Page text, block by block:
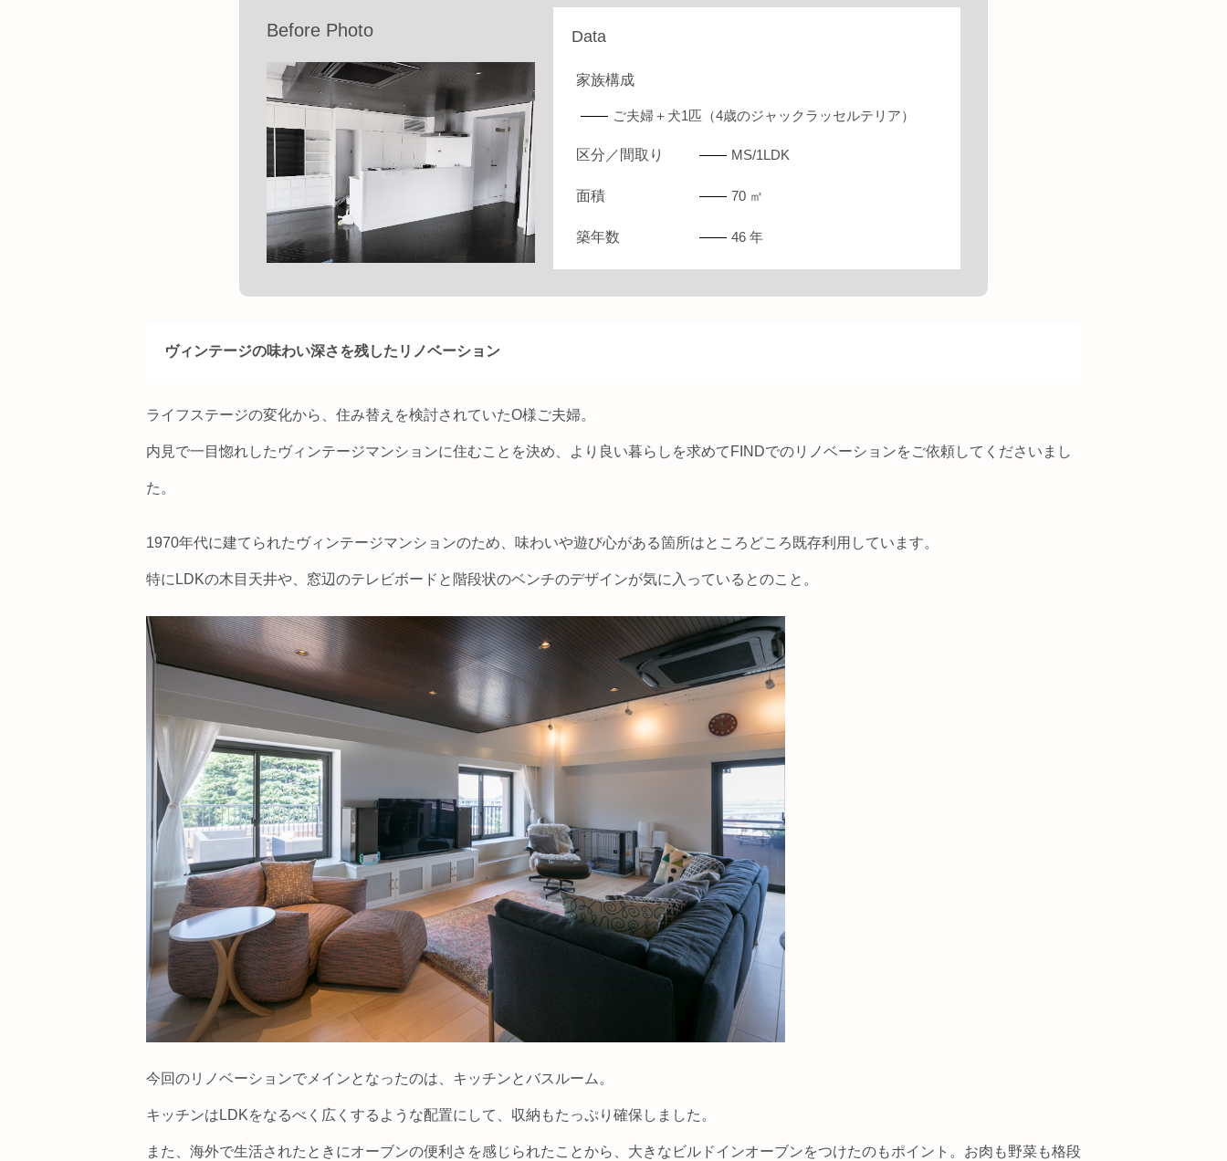
Before Photo Data
家族構成
ご夫婦＋犬1匹（4歳のジャックラッセルテリア）
区分／間取り MS/1LDK
面積 70 ㎡
築年数 46 年
ヴィンテージの味わい深さを残したリノベーション
ライフステージの変化から、住み替えを検討されていたO様ご夫婦。
内見で一目惚れしたヴィンテージマンションに住むことを決め、より良い暮らしを求めてFINDでのリノベーションをご依頼してくださいまし
た。
1970年代に建てられたヴィンテージマンションのため、味わいや遊び心がある箇所はところどころ既存利用しています。
特にLDKの木目天井や、窓辺のテレビボードと階段状のベンチのデザインが気に入っているとのこと。
今回のリノベーションでメインとなったのは、キッチンとバスルーム。
キッチンはLDKをなるべく広くするような配置にして、収納もたっぷり確保しました。
また、海外で生活されたときにオーブンの便利さを感じられたことから、大きなビルドインオーブンをつけたのもポイント。お肉も野菜も格段